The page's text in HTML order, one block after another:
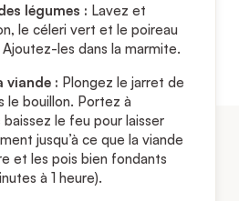
légumes : Lavez et
le céleri vert et le poireau
les dans la marmite.
viande : Plongez le jarret de
le bouillon. Portez à
le feu pour laisser
jusqu’à ce que la viande
et les pois bien fondants
à 1 heure).